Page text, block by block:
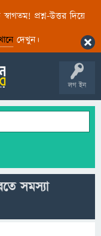
প্রশ্ন-উত্তর দিয়ে
দেখুন।
লগ ইন
সমস্যা